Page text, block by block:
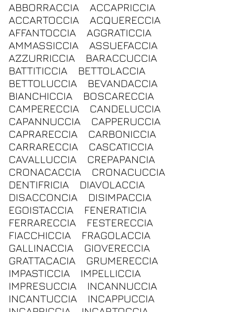
ABBORRACCIA
ACCAPRICCIA
ACCARTOCCIA
ACQUERECCIA
AFFANTOCCIA
AGGRATICCIA
AMMASSICCIA
ASSUEFACCIA
AZZURRICCIA
BARACCUCCIA
BATTITICCIA
BETTOLACCIA
BETTOLUCCIA
BEVANDACCIA
BIANCHICCIA
BOSCARECCIA
CAMPERECCIA
CANDELUCCIA
CAPANNUCCIA
CAPPERUCCIA
CAPRARECCIA
CARBONICCIA
CARRARECCIA
CASCATICCIA
CAVALLUCCIA
CREPAPANCIA
CRONACACCIA
CRONACUCCIA
DENTIFRICIA
DIAVOLACCIA
DISACCONCIA
DISIMPACCIA
EGOISTACCIA
FENERATICIA
FERRARECCIA
FESTERECCIA
FIACCHICCIA
FRAGOLACCIA
GALLINACCIA
GIOVERECCIA
GRATTACACIA
GRUMERECCIA
IMPASTICCIA
IMPELLICCIA
IMPRESUCCIA
INCANNUCCIA
INCANTUCCIA
INCAPPUCCIA